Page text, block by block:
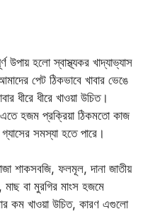
হলো স্বাস্থ্যকর খাদ্যাভ্যাস
পেট ঠিকভাবে খাবার ভেঙে
ধীরে ধীরে খাওয়া উচিত।
হজম প্রক্রিয়া ঠিকমতো কাজ
সমস্যা হতে পারে।
শাকসবজি, ফলমূল, দানা জাতীয়
মাছ বা মুরগির মাংস হজমে
কম খাওয়া উচিত, কারণ এগুলো